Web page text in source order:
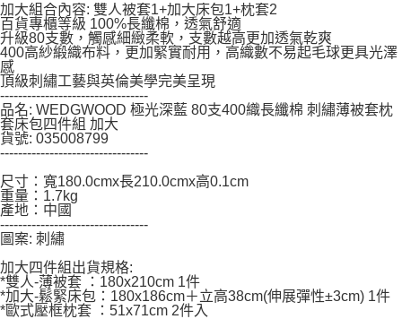
權轉讓予恩沛科技股份有限公司。
２．關於個人資料處理事宜，請瀏覽以下網址：
https://aftee.tw/terms/#terms3
３．未成年的使用者請事先徵得法定代理人或監護人之同意方可使用
「AFTEE先享後付」，若未經同意申辦者引起之損失，本公司不負相關責
任。
４．使用「AFTEE先享後付」時，將依據個別帳號之用戶狀況，依本公司即
時審查核予不同之上限額度；若仍有額度不足之情形，本公司將視審查結果
請求用戶進行身份認證。
恩沛科技股份有限公司將有權停止該用戶之使用額度並採取法律行動。
加大組合內容: 雙人被套1+加大床包1+枕套2
百貨專櫃等級 100%長纖棉，透氣舒適
升級80支數，觸感細緻柔軟，支數越高更加透氣乾爽
400高紗緞織布料，更加緊實耐用，高織數不易起毛球更具光澤
感
頂級刺繡工藝與英倫美學完美呈現
---------------------------------
品名: WEDGWOOD 極光深藍 80支400織長纖棉 刺繡薄被套枕
套床包四件組 加大
貨號: 035008799
---------------------------------
尺寸：寬180.0cmx長210.0cmx高0.1cm
重量：1.7kg
產地：中國
---------------------------------
圖案: 刺繡
加大四件組出貨規格:
*雙人-薄被套 ：180x210cm 1件
*加大-鬆緊床包：180x186cm＋立高38cm(伸展彈性±3cm) 1件
*歐式壓框枕套 ：51x71cm 2件入